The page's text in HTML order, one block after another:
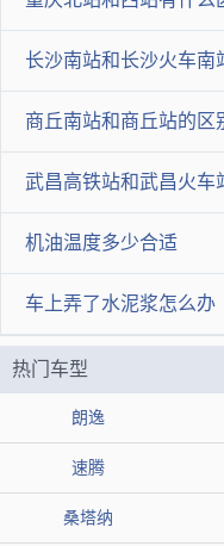
的防护结构，焊接工
各位看看东风启辰T90
整车焊接工艺启辰T90
部位：A柱钢板总厚度
为3.5mm（包含中间空
隙）；车身两侧钢板
个，焊点表面比较平
并非钢板越厚强度越
底盘防护启辰T90和启
客车型使用相同底盘
设计六条纵梁，贯穿
长沙南站和长沙火车南
商丘南站和商丘站的区
武昌高铁站和武昌火车
机油温度多少合适
车上弄了水泥浆怎么办
热门车型
朗逸
速腾
桑塔纳